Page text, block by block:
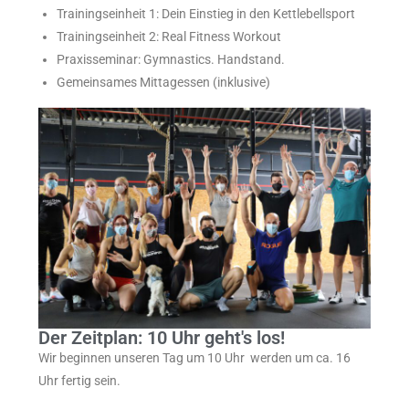
Trainingseinheit 1: Dein Einstieg in den Kettlebellsport
Trainingseinheit 2: Real Fitness Workout
Praxisseminar: Gymnastics. Handstand.
Gemeinsames Mittagessen (inklusive)
Der Zeitplan: 10 Uhr geht's los!
Wir beginnen unseren Tag um 10 Uhr werden um ca. 16
Uhr fertig sein.